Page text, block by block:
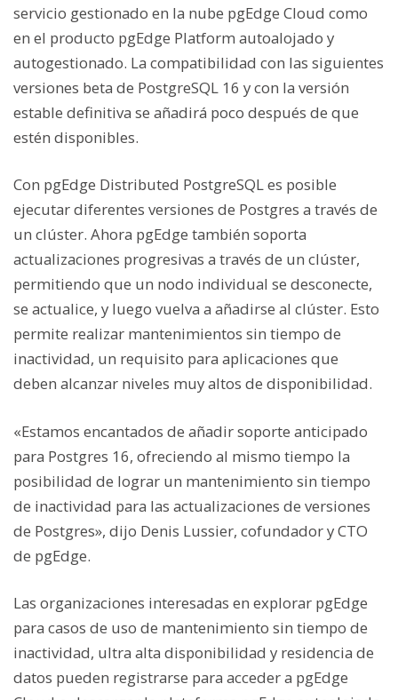
servicio gestionado en la nube pgEdge Cloud como
en el producto pgEdge Platform autoalojado y
autogestionado. La compatibilidad con las siguientes
versiones beta de PostgreSQL 16 y con la versión
estable definitiva se añadirá poco después de que
estén disponibles.
Con pgEdge Distributed PostgreSQL es posible
ejecutar diferentes versiones de Postgres a través de
un clúster. Ahora pgEdge también soporta
actualizaciones progresivas a través de un clúster,
permitiendo que un nodo individual se desconecte,
se actualice, y luego vuelva a añadirse al clúster. Esto
permite realizar mantenimientos sin tiempo de
inactividad, un requisito para aplicaciones que
deben alcanzar niveles muy altos de disponibilidad.
«Estamos encantados de añadir soporte anticipado
para Postgres 16, ofreciendo al mismo tiempo la
posibilidad de lograr un mantenimiento sin tiempo
de inactividad para las actualizaciones de versiones
de Postgres», dijo Denis Lussier, cofundador y CTO
de pgEdge.
Las organizaciones interesadas en explorar pgEdge
para casos de uso de mantenimiento sin tiempo de
inactividad, ultra alta disponibilidad y residencia de
datos pueden registrarse para acceder a pgEdge